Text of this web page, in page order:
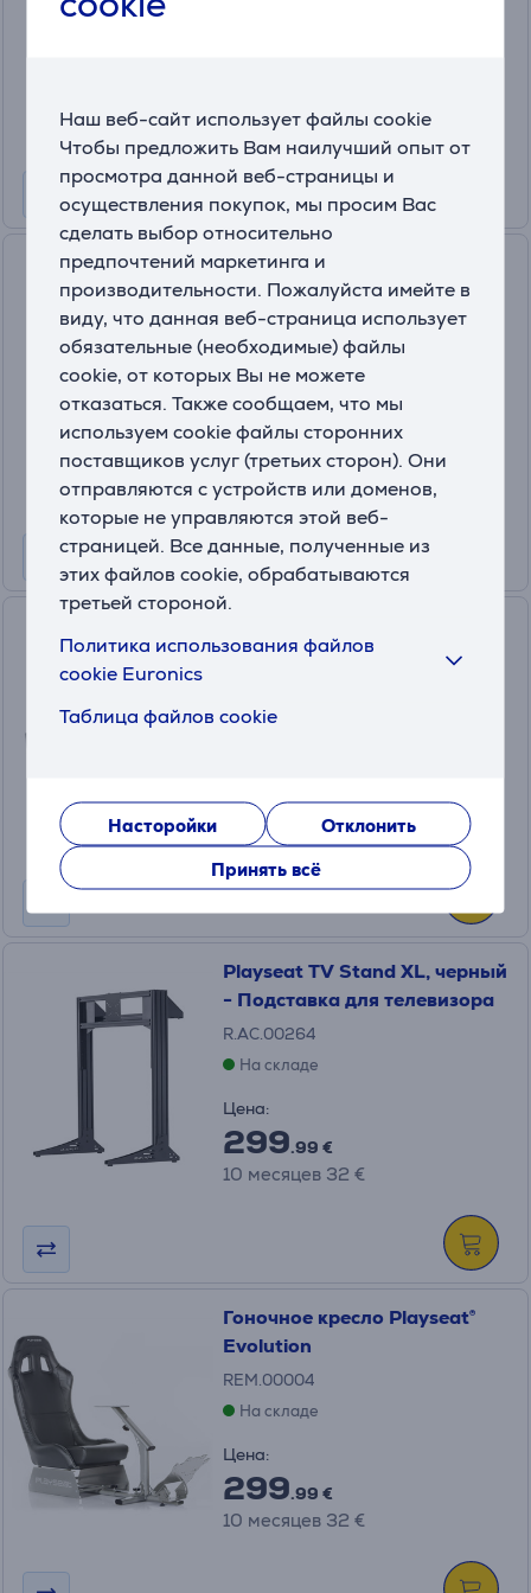
Наш веб-сайт использует файлы cookie
Чтобы предложить Вам наилучший опыт от
просмотра данной веб-страницы и
осуществления покупок, мы просим Вас
сделать выбор относительно
предпочтений маркетинга и
производительности. Пожалуйста имейте в
виду, что данная веб-страница использует
обязательные (необходимые) файлы
cookie, от которых Вы не можете
отказаться. Также сообщаем, что мы
используем cookie файлы сторонних
поставщиков услуг (третьих сторон). Они
отправляются с устройств или доменов,
которые не управляются этой веб-
страницей. Все данные, полученные из
этих файлов cookie, обрабатываются
третьей стороной.
Политика использования файлов
cookie Euronics
Таблица файлов cookie
Насторойки
Отклонить
Принять всё
Seisuk Seisumatt, черный -
Эргономичный коврик для
стояния
SEISUMATT
На складе
Цена:
69.99 €
Кабельный короб
На складе
34 .99 €
Playseat TV Stand XL, черный
- Подставка для телевизора
R.AC.00264
На складе
Цена:
299.99 €
10 месяцев 32 €
Гоночное кресло Playseat®
Evolution
REM.00004
На складе
Цена:
299.99 €
10 месяцев 32 €